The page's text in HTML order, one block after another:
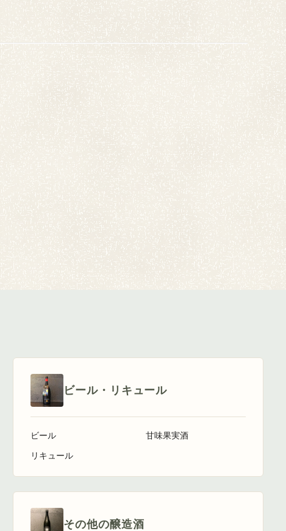
ビール・リキュール
ビール
リキュール
甘味果実酒
その他の醸造酒